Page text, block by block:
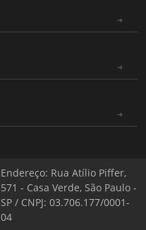
Endereço: Rua Atílio Piffer,
571 - Casa Verde, São Paulo -
SP / CNPJ: 03.706.177/0001-
04